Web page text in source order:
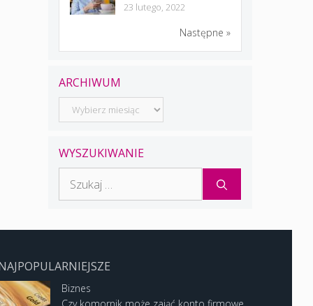
23 lutego, 2022
Następne »
ARCHIWUM
Archiwum
WYSZUKIWANIE
Biznes